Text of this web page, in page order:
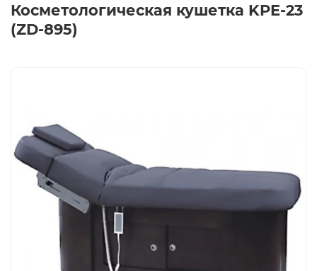
Косметологическая кушетка KPE-23
(ZD-895)